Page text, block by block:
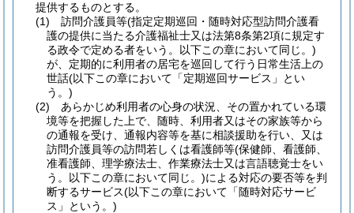
提供するものとする。
(1)
訪問介護員等(指定定期巡回・随時対応型訪問介護看
護の提供に当たる介護福祉士又は法第8条第2項に規定す
る政令で定める者をいう。以下この章において同じ。)
が、定期的に利用者の居宅を巡回して行う日常生活上の
世話(以下この章において「定期巡回サービス」とい
う。)
(2)
あらかじめ利用者の心身の状況、その置かれている環
境等を把握した上で、随時、利用者又はその家族等から
の通報を受け、通報内容等を基に相談援助を行い、又は
訪問介護員等の訪問若しくは看護師等(保健師、看護師、
准看護師、理学療法士、作業療法士又は言語聴覚士をい
う。以下この章において同じ。)による対応の要否等を判
断するサービス(以下この章において「随時対応サービ
ス」という。)